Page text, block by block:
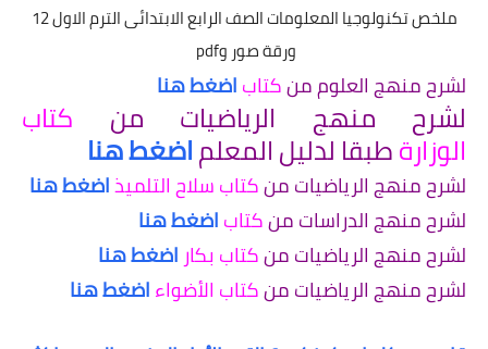
ملخص تكنولوجيا المعلومات الصف الرابع الابتدائى الترم الاول 12
ورقة صور وpdf
لشرح منهج العلوم منكتاباضغط هنا
لشرح منهج الرياضيات من كتاب
الوزارةطبقا لدليل المعلماضغط هنا
لشرح منهج الرياضيات منكتاب سلاح التلميذاضغط هنا
لشرح منهج الدراسات منكتاباضغط هنا
لشرح منهج الرياضيات منكتاب بكار اضغط هنا
لشرح منهج الرياضيات منكتاب الأضواءاضغط هنا